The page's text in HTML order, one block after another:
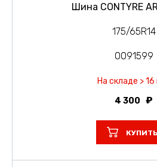
Шина CONTYRE
175/65R14
0091599
На складе >
4 300
КУПИТЬ